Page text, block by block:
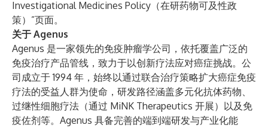
Investigational Medicines Policy（在研药物可及性政
策）”页面。
关于 Agenus
Agenus 是一家领先的免疫肿瘤学公司，依托覆盖广泛的
免疫治疗产品管线，致力于以创新疗法应对癌症挑战。公
司成立于 1994 年，始终以通过联合治疗策略扩大癌症免疫
疗法的受益人群为使命，研发路径涵盖多元化抗体药物、
过继性细胞疗法（通过 MiNK Therapeutics 开展）以及免
疫佐剂等。Agenus 具备完善的端到端研发与产业化能